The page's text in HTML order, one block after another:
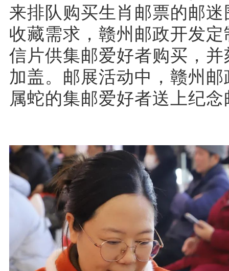
来排队购买生肖邮票的邮
收藏需求，赣州邮政开发
信片供集邮爱好者购买，
加盖。邮展活动中，赣州
属蛇的集邮爱好者送上纪